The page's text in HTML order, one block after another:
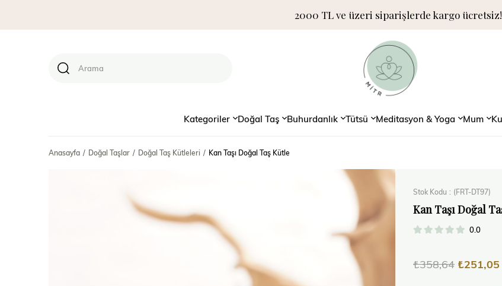
2000 TL ve üzeri siparişlerde kargo ücretsiz!
Kategoriler Doğal Taş Buhurdanlık Tütsü Meditasyon & Yoga Mum
Anasayfa Doğal Taşlar Doğal Taş Kütleleri Kan Taşı Doğal Taş Kütle
Stok Kodu (FRT-DT97)
Kan Taşı Doğal
0.0
₺358,64 ₺251,05